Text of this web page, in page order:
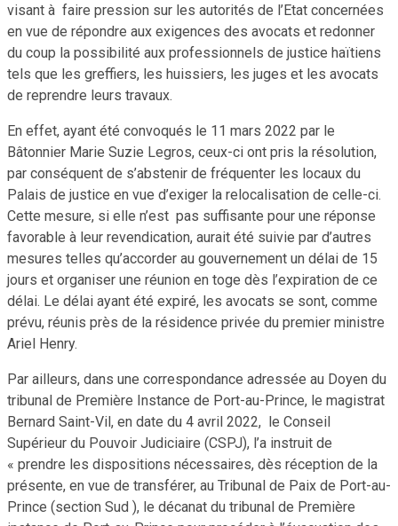
visant à faire pression sur les autorités de l’Etat concernées
en vue de répondre aux exigences des avocats et redonner
du coup la possibilité aux professionnels de justice haïtiens
tels que les greffiers, les huissiers, les juges et les avocats
de reprendre leurs travaux.
En effet, ayant été convoqués le 11 mars 2022 par le
Bâtonnier Marie Suzie Legros, ceux-ci ont pris la résolution,
par conséquent de s’abstenir de fréquenter les locaux du
Palais de justice en vue d’exiger la relocalisation de celle-ci.
Cette mesure, si elle n’est pas suffisante pour une réponse
favorable à leur revendication, aurait été suivie par d’autres
mesures telles qu’accorder au gouvernement un délai de 15
jours et organiser une réunion en toge dès l’expiration de ce
délai. Le délai ayant été expiré, les avocats se sont, comme
prévu, réunis près de la résidence privée du premier ministre
Ariel Henry.
Par ailleurs, dans une correspondance adressée au Doyen du
tribunal de Première Instance de Port-au-Prince, le magistrat
Bernard Saint-Vil, en date du 4 avril 2022, le Conseil
Supérieur du Pouvoir Judiciaire (CSPJ), l’a instruit de
« prendre les dispositions nécessaires, dès réception de la
présente, en vue de transférer, au Tribunal de Paix de Port-au-
Prince (section Sud ), le décanat du tribunal de Première